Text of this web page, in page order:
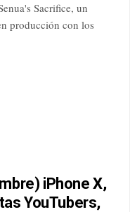
Sacrifice, un
producción con los
iPhone X,
YouTubers,